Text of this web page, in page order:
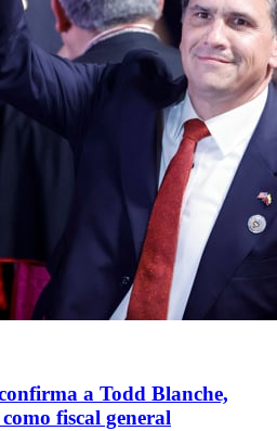
a Todd Blanche,
fiscal general